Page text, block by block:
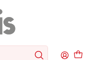
DE CABEZA
rosada infantil